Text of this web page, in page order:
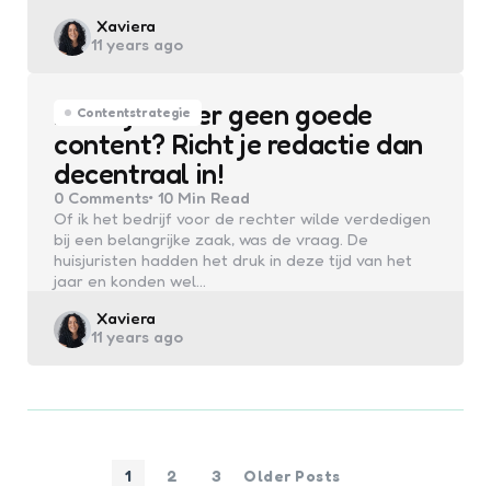
Posted
by
Xaviera
11 years ago
Contentstrategie
Maak je liever geen goede
content? Richt je redactie dan
decentraal in!
0 Comments 10 Min Read
Of ik het bedrijf voor de rechter wilde verdedigen
bij een belangrijke zaak, was de vraag. De
huisjuristen hadden het druk in deze tijd van het
jaar en konden wel…
Posted
by
Xaviera
11 years ago
1 2 3 Older Posts